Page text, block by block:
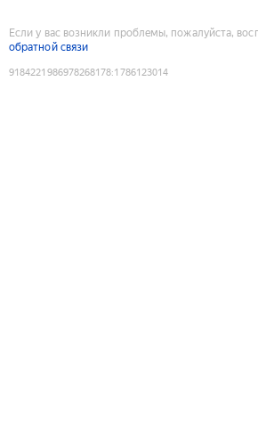
Если у вас возникли проблемы, пожалуйста,
обратной связи
9184221986978268178:1786123014